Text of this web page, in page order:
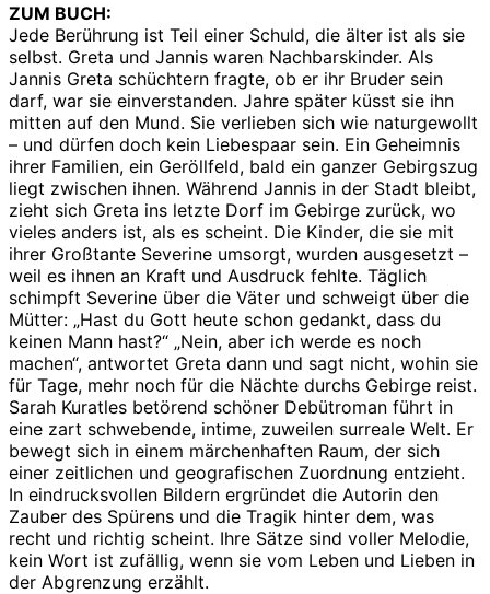
ZUM BUCH:
Jede Berührung ist Teil einer Schuld, die älter ist als sie
selbst. Greta und Jannis waren Nachbarskinder. Als
Jannis Greta schüchtern fragte, ob er ihr Bruder sein
darf, war sie einverstanden. Jahre später küsst sie ihn
mitten auf den Mund. Sie verlieben sich wie naturgewollt
– und dürfen doch kein Liebespaar sein. Ein Geheimnis
ihrer Familien, ein Geröllfeld, bald ein ganzer Gebirgszug
liegt zwischen ihnen. Während Jannis in der Stadt bleibt,
zieht sich Greta ins letzte Dorf im Gebirge zurück, wo
vieles anders ist, als es scheint. Die Kinder, die sie mit
ihrer Großtante Severine umsorgt, wurden ausgesetzt –
weil es ihnen an Kraft und Ausdruck fehlte. Täglich
schimpft Severine über die Väter und schweigt über die
Mütter: „Hast du Gott heute schon gedankt, dass du
keinen Mann hast?“ „Nein, aber ich werde es noch
machen“, antwortet Greta dann und sagt nicht, wohin sie
für Tage, mehr noch für die Nächte durchs Gebirge reist.
Sarah Kuratles betörend schöner Debütroman führt in
eine zart schwebende, intime, zuweilen surreale Welt. Er
bewegt sich in einem märchenhaften Raum, der sich
einer zeitlichen und geografischen Zuordnung entzieht.
In eindrucksvollen Bildern ergründet die Autorin den
Zauber des Spürens und die Tragik hinter dem, was
recht und richtig scheint. Ihre Sätze sind voller Melodie,
kein Wort ist zufällig, wenn sie vom Leben und Lieben in
der Abgrenzung erzählt.